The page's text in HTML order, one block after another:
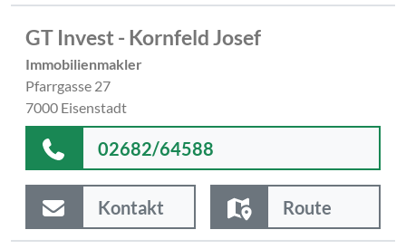
GT Invest - Kornfeld Josef
Immobilienmakler
Pfarrgasse 27
7000 Eisenstadt
02682/64588
Kontakt Route